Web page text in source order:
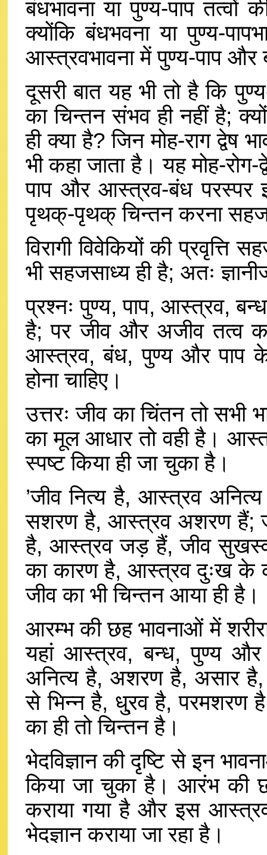
बंधभावना या पुण्य-पाप तत्वों
क्योंकि बंधभवना या पुण्य-
आस्त्रवभावना में पुण्य-पाप और
दूसरी बात यह भी तो है कि
का चिन्तन संभव ही नहीं है;
ही क्या है? जिन मोह-राग द्वेष
भी कहा जाता है। यह मोह-
पाप और आस्त्रव-बंध परस्पर
पृथक्-पृथक् चिन्तन करना
विरागी विवेकियों की प्रवृत्ति
भी सहजसाध्य ही है; अतः
प्रश्नः पुण्य, पाप, आस्त्रव,
है; पर जीव और अजीव तत्व का
आस्त्रव, बंध, पुण्य और पाप के
होना चाहिए।
उत्तरः जीव का चिंतन तो
का मूल आधार तो वही है।
स्पष्ट किया ही जा चुका है।
’जीव नित्य है, आस्त्रव
सशरण है, आस्त्रव अशरण हैं;
है, आस्त्रव जड़ हैं, जीव
का कारण है, आस्त्रव दुःख
जीव का भी चिन्तन आया ही है।
आरम्भ की छह भावनाओं में
यहां आस्त्रव, बन्ध, पुण्य और
अनित्य है, अशरण है, असार
से भिन्न है, धु्रव है, परमशरण
का ही तो चिन्तन है।
भेदविज्ञान की दृष्टि से इन
किया जा चुका है। आरंभ की
कराया गया है और इस
भेदज्ञान कराया जा रहा है।